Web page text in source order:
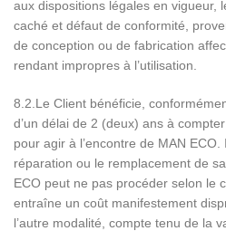
aux dispositions légales en vigueur,
caché et défaut de conformité,
de conception ou de fabrication
rendant impropres à l’utilisation.
8.2.Le Client bénéficie,
d’un délai de 2 (deux) ans à
pour agir à l’encontre de MAN
réparation ou le remplacement de
ECO peut ne pas procéder selon le
entraîne un coût manifestement
l’autre modalité, compte tenu de la